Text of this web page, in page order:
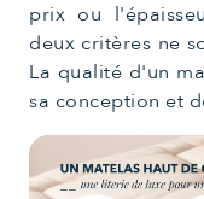
prix ou
deux critères ne
La qualité d'un
sa conception et